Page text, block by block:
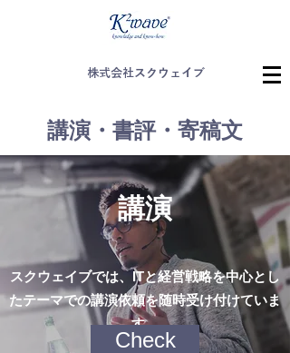
株式会社スクウェイブ
講演・書評・寄稿文
講演
スクウェイブでは、ITと経営戦略を中心とし
たテーマでの講演依頼を随時受け付けていま
す。
Check